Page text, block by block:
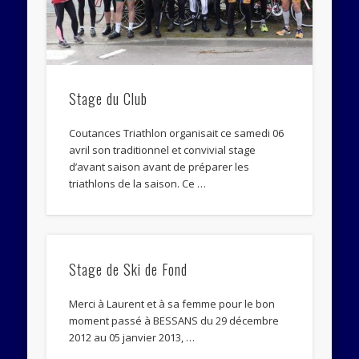
Abonnez-vous
Rejoignez les 534 autres abonnés
Stage du Club
Coutances Triathlon organisait ce samedi 06
avril son traditionnel et convivial stage
d’avant saison avant de préparer les
triathlons de la saison. Ce …
Stage de Ski de Fond
Merci à Laurent et à sa femme pour le bon
moment passé à BESSANS du 29 décembre
2012 au 05 janvier 2013, …